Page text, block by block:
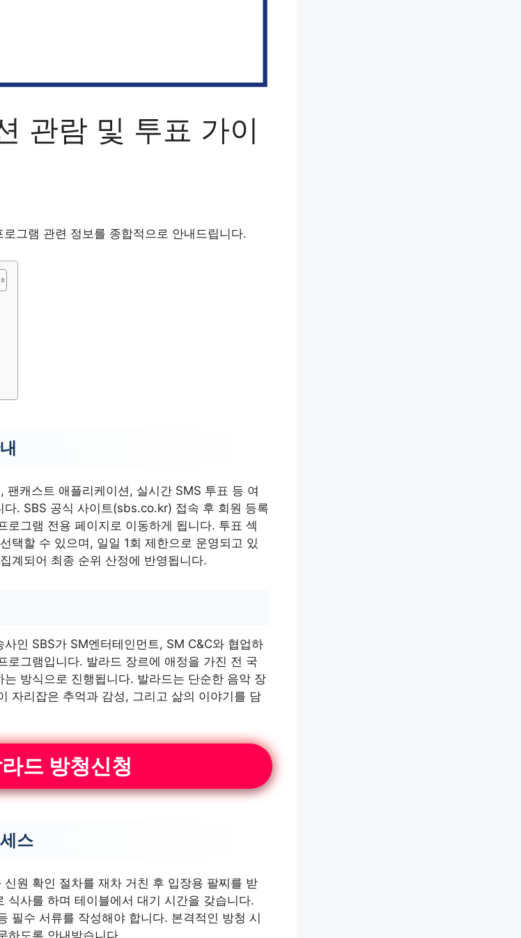
관람 및 투표 가이
그램 관련 정보를 종합적으로 안내드립니다.
팬캐스트 애플리케이션, 실시간 SMS 투표 등 여
다. SBS 공식 사이트(sbs.co.kr) 접속 후 회원 등록
로그램 전용 페이지로 이동하게 됩니다. 투표 섹
택할 수 있으며, 일일 1회 제한으로 운영되고 있
계되어 최종 순위 산정에 반영됩니다.
인 SBS가 SM엔터테인먼트, SM C&C와 협업하
로그램입니다. 발라드 장르에 애정을 가진 전 국
방식으로 진행됩니다. 발라드는 단순한 음악 장
자리잡은 추억과 감성, 그리고 삶의 이야기를 담
드 방청신청
스
원 확인 절차를 재차 거친 후 입장용 팔찌를 받
식사를 하며 테이블에서 대기 시간을 갖습니다.
필수 서류를 작성해야 합니다. 본격적인 방청 시